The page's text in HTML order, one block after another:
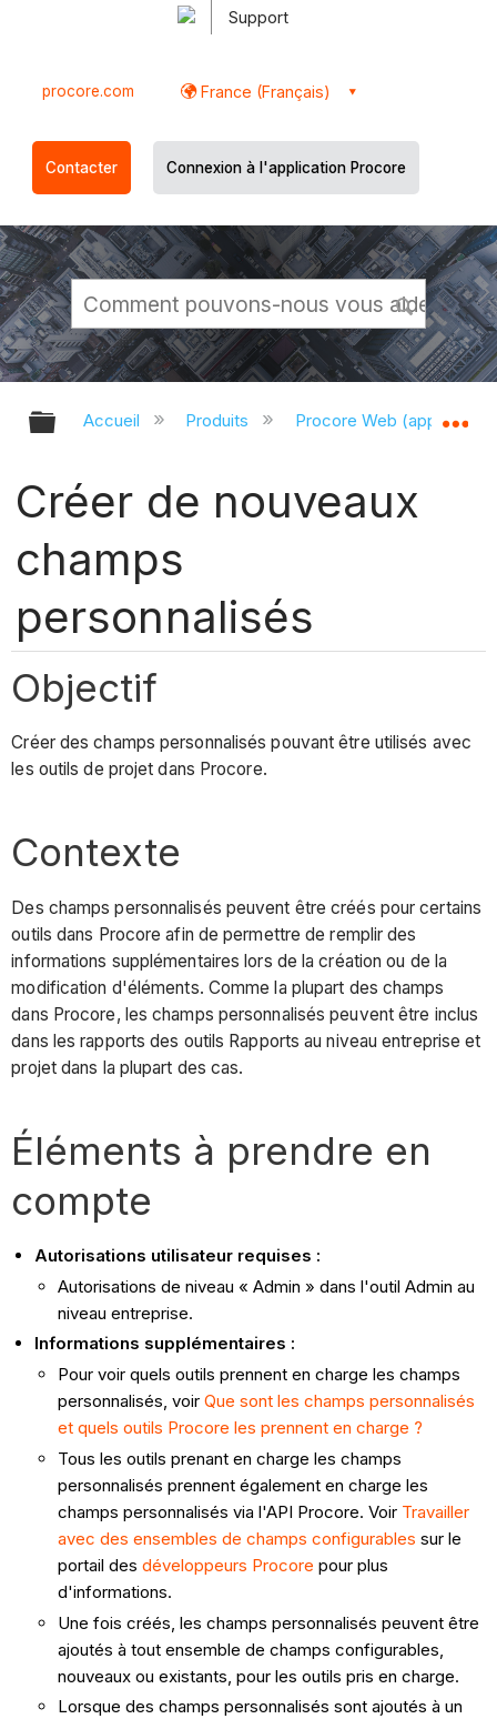
Support
procore.com France (Français)
Contacter Connexion à l'application Procore
Développer/réduire la hiérarchie
Accueil Produits Procore Web
Créer de nouveaux
champs
personnalisés
Objectif
Créer des champs personnalisés pouvant être utilisés avec
les outils de projet dans Procore.
Contexte
Des champs personnalisés peuvent être créés pour certains
outils dans Procore afin de permettre de remplir des
informations supplémentaires lors de la création ou de la
modification d'éléments. Comme la plupart des champs
dans Procore, les champs personnalisés peuvent être inclus
dans les rapports des outils Rapports au niveau entreprise et
projet dans la plupart des cas.
Éléments à prendre en
compte
Autorisations utilisateur requises :
Autorisations de niveau « Admin » dans l'outil Admin au
niveau entreprise.
Informations supplémentaires :
Pour voir quels outils prennent en charge les champs
personnalisés, voirQue sont les champs personnalisés
et quels outils Procore les prennent en charge ?
Tous les outils prenant en charge les champs
personnalisés prennent également en charge les
champs personnalisés via l'API Procore. Voir Travailler
avec des ensembles de champs configurables sur le
portail desdéveloppeurs Procore pour plus
d'informations.
Une fois créés, les champs personnalisés peuvent être
ajoutés à tout ensemble de champs configurables,
nouveaux ou existants, pour les outils pris en charge.
Lorsque des champs personnalisés sont ajoutés à un